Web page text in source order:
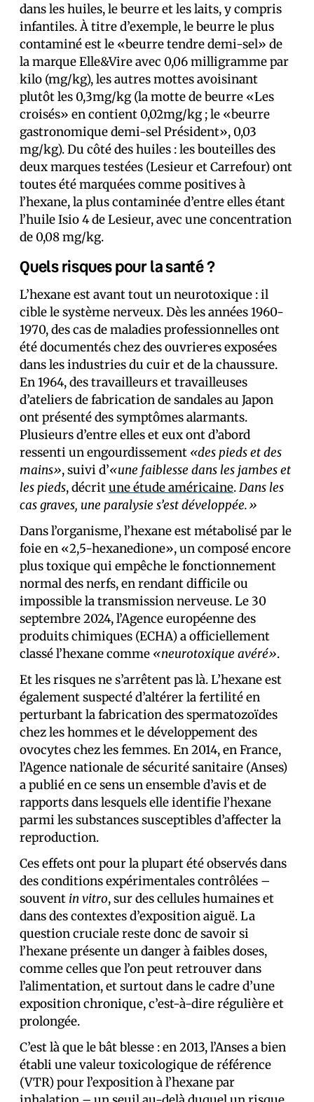
dans les huiles, le beurre et les laits, y compris
infantiles. À titre d’exemple, le beurre le plus
contaminé est le «beurre tendre demi-sel» de
la marque Elle&Vire avec 0,06 milligramme par
kilo (mg/kg), les autres mottes avoisinant
plutôt les 0,3mg/kg (la motte de beurre «Les
croisés» en contient 0,02mg/kg ; le «beurre
gastronomique demi-sel Président», 0,03
mg/kg). Du côté des huiles : les bouteilles des
deux marques testées (Lesieur et Carrefour) ont
toutes été marquées comme positives à
l’hexane, la plus contaminée d’entre elles étant
l’huile Isio 4 de Lesieur, avec une concentration
de 0,08 mg/kg.
Quels risques pour la santé ?
L’hexane est avant tout un neurotoxique : il
cible le système nerveux. Dès les années 1960-
1970, des cas de maladies professionnelles ont
été documentés chez des ouvrier·es exposé·es
dans les industries du cuir et de la chaussure.
En 1964, des travailleurs et travailleuses
d’ateliers de fabrication de sandales au Japon
ont présenté des symptômes alarmants.
Plusieurs d’entre elles et eux ont d’abord
ressenti un engourdissement «des pieds et des
mains», suivi d’«une faiblesse dans les jambes et
les pieds, décritune étude américaine.Dans les
cas graves, une paralysie s’est développée.»
Dans l’organisme, l’hexane est métabolisé par le
foie en «2,5-hexanedione», un composé encore
plus toxique qui empêche le fonctionnement
normal des nerfs, en rendant difficile ou
impossible la transmission nerveuse. Le 30
septembre 2024, l’Agence européenne des
produits chimiques (ECHA) a officiellement
classé l’hexane comme «neurotoxique avéré».
Et les risques ne s’arrêtent pas là. L’hexane est
également suspecté d’altérer la fertilité en
perturbant la fabrication des spermatozoïdes
chez les hommes et le développement des
ovocytes chez les femmes. En 2014, en France,
l’Agence nationale de sécurité sanitaire (Anses)
a publié en ce sens un ensemble d’avis et de
rapports dans lesquels elle identifie l’hexane
parmi les substances susceptibles d’affecter la
reproduction.
Ces effets ont pour la plupart été observés dans
des conditions expérimentales contrôlées –
souvent in vitro, sur des cellules humaines et
dans des contextes d’exposition aiguë. La
question cruciale reste donc de savoir si
l’hexane présente un danger à faibles doses,
comme celles que l’on peut retrouver dans
l’alimentation, et surtout dans le cadre d’une
exposition chronique, c’est-à-dire régulière et
prolongée.
C’est là que le bât blesse : en 2013, l’Anses a bien
établi une valeur toxicologique de référence
(VTR) pour l’exposition à l’hexane par